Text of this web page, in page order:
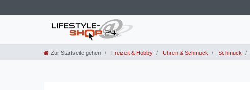
Zur Startseite gehen Freizeit & Hobby Uhren & Schmuck Schmuck